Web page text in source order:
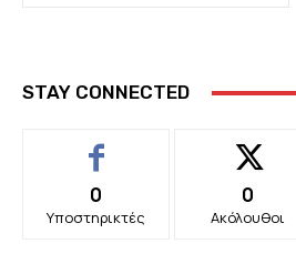
STAY CONNECTED
0
Υποστηρικτές
0
Ακόλουθοι